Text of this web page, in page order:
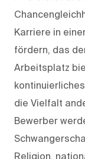
Karriere in
fördern, das
Arbeitsplatz
die Vielfalt
Bewerber
Religion,